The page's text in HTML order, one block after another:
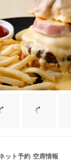
ット予約 空席情報